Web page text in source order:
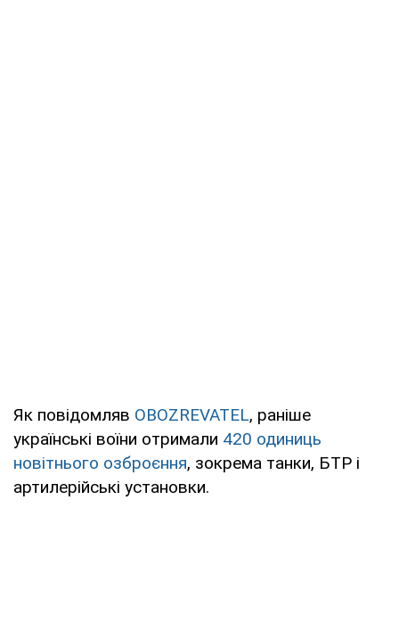
Як повідомляв OBOZREVATEL, раніше
українські воїни отримали 420 одиниць
новітнього озброєння, зокрема танки, БТР і
артилерійські установки.